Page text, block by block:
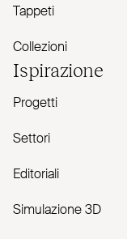
Tappeti
Collezioni
Ispirazione
Progetti
Settori
Editoriali
Simulazione 3D